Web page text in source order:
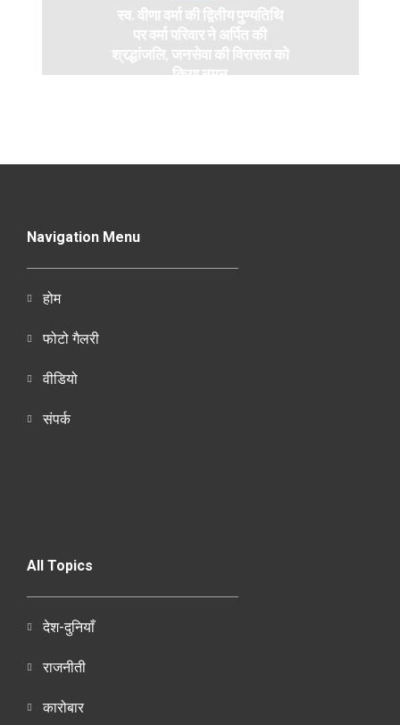
स्व. वीणा वर्मा की द्वितीय पुण्यतिथि
पर वर्मा परिवार ने अर्पित की
श्रद्धांजलि, जनसेवा की विरासत को
किया नमन
Navigation Menu
होम
फोटो गैलरी
वीडियो
संपर्क
All Topics
देश-दुनियाँ
राजनीती
कारोबार